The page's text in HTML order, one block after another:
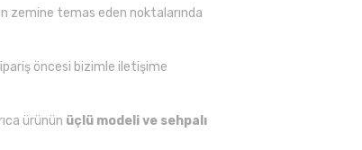
zemine temas eden noktalarında
öncesi bizimle iletişime
ürünün üçlü modeli ve sehpalı